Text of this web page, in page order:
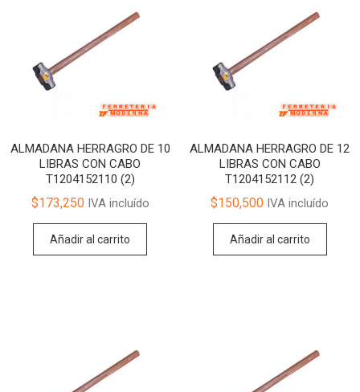
ALMADANA HERRAGRO DE 10
LIBRAS CON CABO
T1204152110 (2)
$173,250IVA incluído
Añadir al carrito
ALMADANA HERRAGRO DE 12
LIBRAS CON CABO
T1204152112 (2)
$150,500 IVA incluído
Añadir al carrito